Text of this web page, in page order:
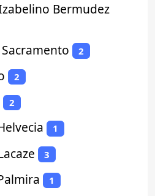
Bermudez
2
2
2
1
3
1